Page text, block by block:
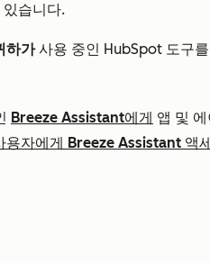
습니다.
하가사용 중인 HubSpot 도구
Breeze Assistant에게 앱 및
용자에게 Breeze Assistant 액